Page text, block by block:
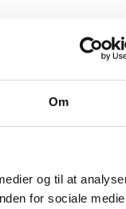
Om
og til at
for sociale
er meget
er gråbrun.
og har ikke
af dens store krop.
afrikanske savanne.